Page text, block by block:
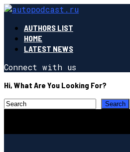
AUTHORS LIST
HOME
LATEST NEWS
Connect with us
Hi, What Are You Looking For?